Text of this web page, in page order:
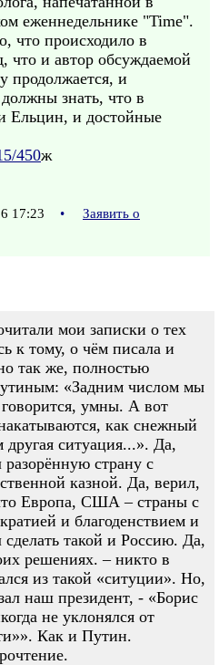
еженнедельнике "Time".
что происходило в
что и автор обсуждаемой
продолжается, и
знать, что в
Ельцин, и достойные
450ж
17:23 •
Заявить о
мои записки о тех
к тому, о чём писала и
так же, полностью
«Задним числом мы
говорится, умны. А вот
как снежный
другая ситуация...». Да,
страну с
казной. Да, верил,
Европа, США – страны с
и благоденствием и
сделать такой и Россию. Да,
решениях. – никто в
из такой «ситуции». Но,
наш президент, - «Борис
не уклонялся от
Как и Путин.